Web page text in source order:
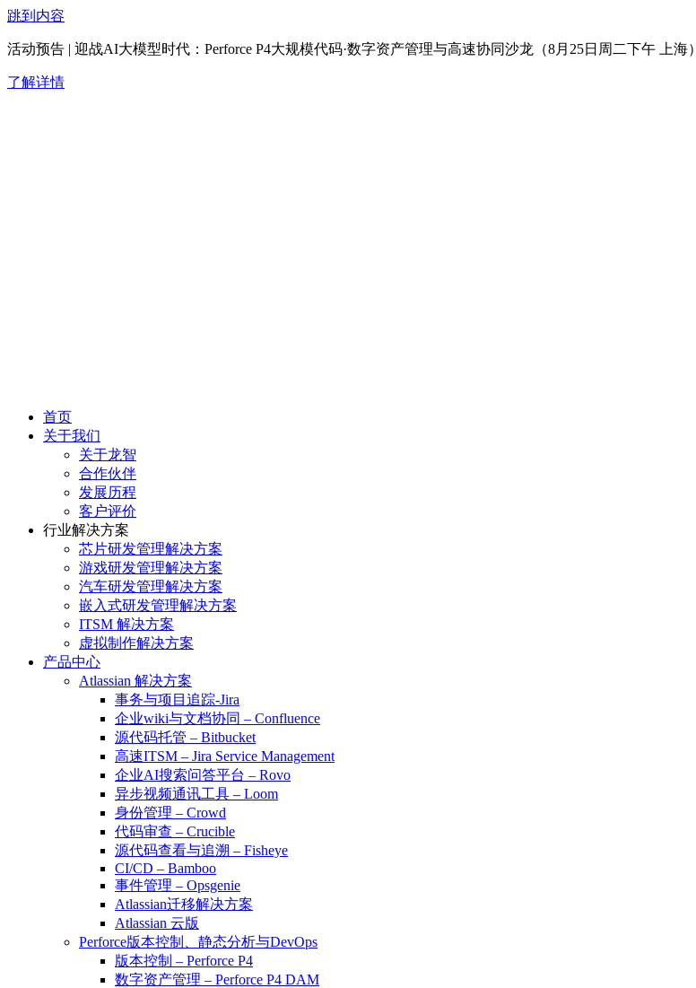
跳到内容
活动预告 | 迎战AI大模型时代：Perforce P4大规模代码·数字资产管理与高速协同沙龙（8月25日周二下午 上海）
了解详情
首页
关于我们
关于龙智
合作伙伴
发展历程
客户评价
行业解决方案
芯片研发管理解决方案
游戏研发管理解决方案
汽车研发管理解决方案
嵌入式研发管理解决方案
ITSM 解决方案
虚拟制作解决方案
产品中心
Atlassian 解决方案
事务与项目追踪-Jira
企业wiki与文档协同 – Confluence
源代码托管 – Bitbucket
高速ITSM – Jira Service Management
企业AI搜索问答平台 – Rovo
异步视频通讯工具 – Loom
身份管理 – Crowd
代码审查 – Crucible
源代码查看与追溯 – Fisheye
CI/CD – Bamboo
事件管理 – Opsgenie
Atlassian迁移解决方案
Atlassian 云版
Perforce版本控制、静态分析与DevOps
版本控制 – Perforce P4
数字资产管理 – Perforce P4 DAM